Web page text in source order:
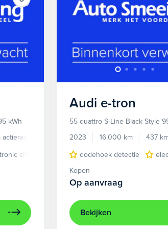
kWh
Elektrisch
climate controle elektrisch glazen
Audi e-tron
55 quattro S-Line Black Style
2023
16.000 km 437
dodehoek detectie
Kopen
Op aanvraag
Bekijken